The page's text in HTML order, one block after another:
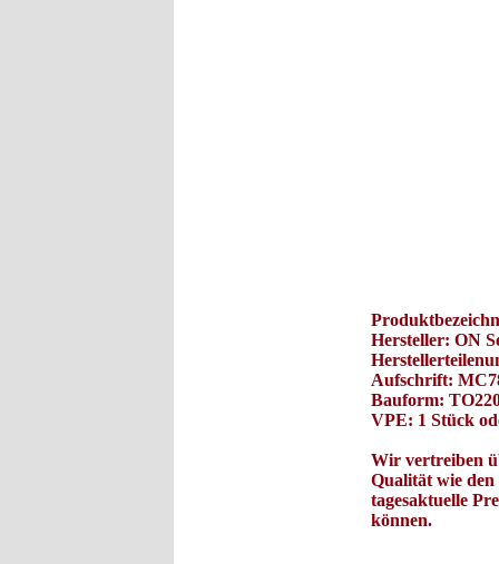
Hersteller: ON
Aufschrift:
Bauform:
VPE: 1 Stück
Wir vertreiben
Qualität wie
tagesaktuelle
können.